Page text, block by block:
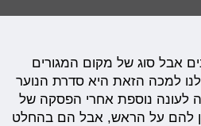
אבל סוג של מקום המגורים
למכה הזאת היא סדרת הנוער
לעונה נוספת אחרי הפסקה של
להם על הראש, אבל הם בהחלט